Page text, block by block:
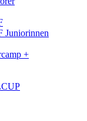
Juniorinnen
+